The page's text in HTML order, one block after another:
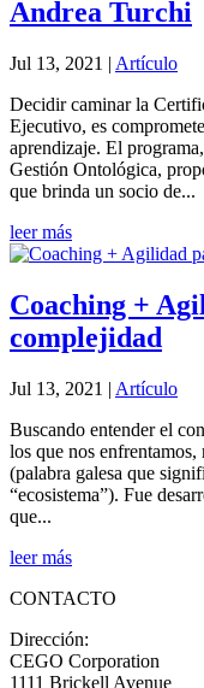
Andrea Turchi
Jul 13, 2021 | Artículo
Decidir caminar la
Ejecutivo, es
aprendizaje. El
Gestión Ontológica,
que brinda un socio de...
leer más
Coaching +
complejidad
Jul 13, 2021 | Artículo
Buscando entender el
los que nos
(palabra galesa que
“ecosistema”). Fue
que...
leer más
CONTACTO
Dirección:
CEGO Corporation
1111 Brickell Avenue